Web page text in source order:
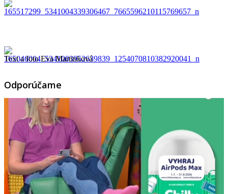
Text a foto Eva Martinková
Odporúčame